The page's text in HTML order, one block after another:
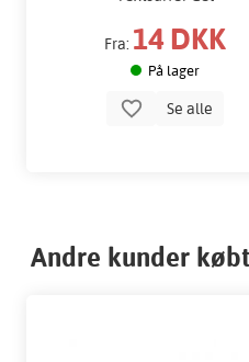
Fra: 14 DKK
På lager
Se alle
Andre kunder